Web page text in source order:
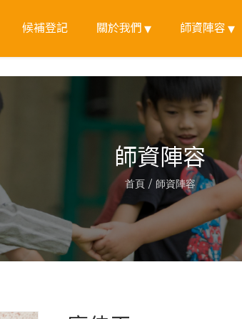
候補登記 關於我們 師資陣容
師資陣容
首頁 師資陣容